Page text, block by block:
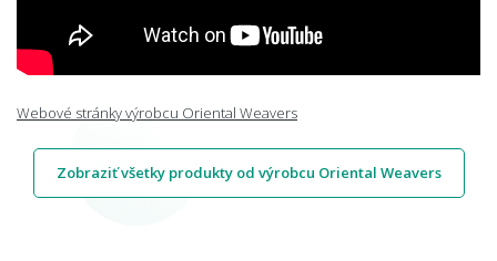
Webové stránky výrobcu Oriental Weavers
Zobraziť všetky produkty od výrobcu Oriental Weavers